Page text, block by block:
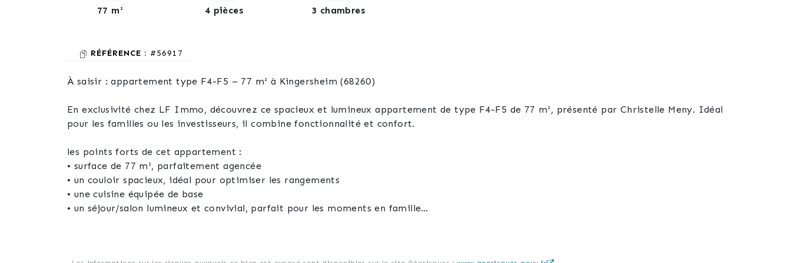
77 m² 4 pièces 3 chambres
RÉFÉRENCE : #56917
À saisir : appartement type F4-F5 – 77 m² à Kingersheim (68260)
En exclusivité chez LF Immo, découvrez ce spacieux et lumineux appartement de type F4-F5 de 77 m², présenté par Christelle Meny. Idéal
pour les familles ou les investisseurs, il combine fonctionnalité et confort.
les points forts de cet appartement :
• surface de 77 m², parfaitement agencée
• un couloir spacieux, idéal pour optimiser les rangements
• une cuisine équipée de base
• un séjour/salon lumineux et convivial, parfait pour les moments en famille